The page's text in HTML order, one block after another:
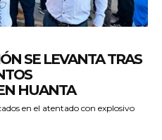
SE LEVANTA TRAS
HUANTA
en el atentado con explosivo